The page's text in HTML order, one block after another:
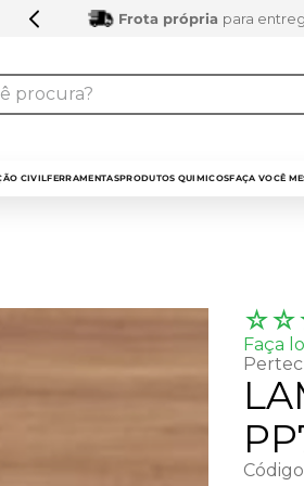
Frota própria para
CIVILFERRAMENTASPRODUTOS QUIMICOSFAÇA VOCÊ
☆☆
Faça
Código